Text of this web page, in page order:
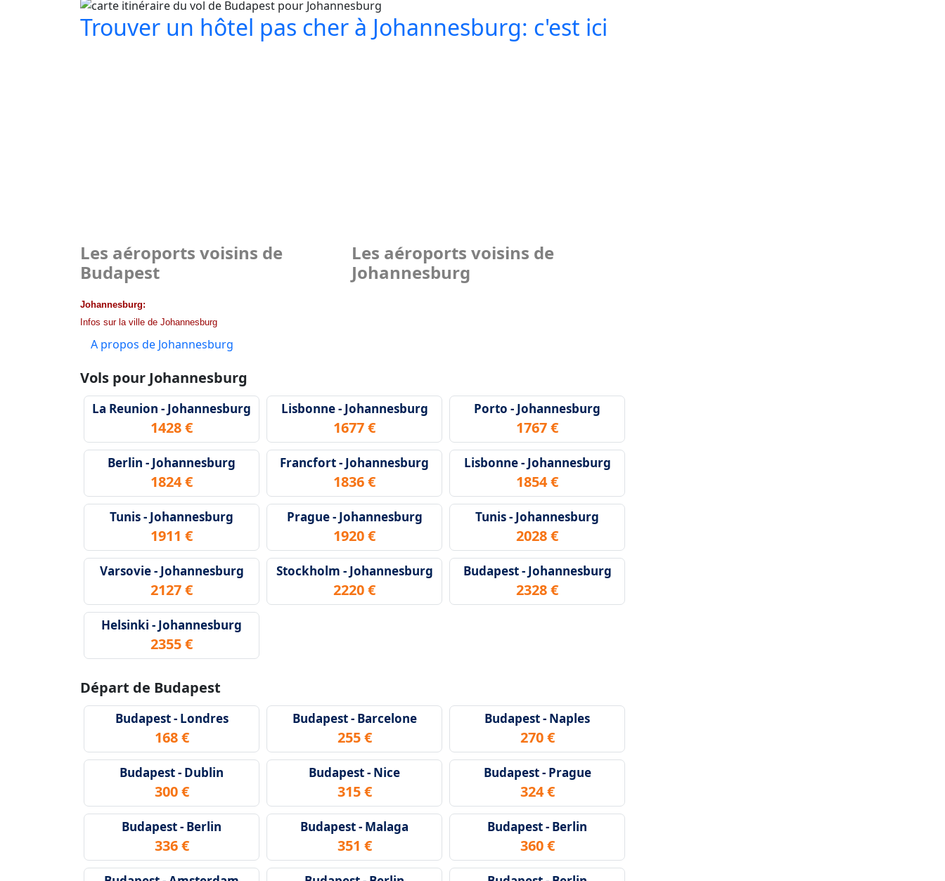
Trouver un hôtel pas cher à Johannesburg: c'est ici
Les aéroports voisins de
Budapest
Les aéroports voisins de
Johannesburg
Johannesburg:
Infos sur la ville de Johannesburg
A propos de Johannesburg
Vols pour Johannesburg
La Reunion - Johannesburg
1428 €
Lisbonne - Johannesburg
1677 €
Porto - Johannesburg
1767 €
Berlin - Johannesburg
1824 €
Francfort - Johannesburg
1836 €
Lisbonne - Johannesburg
1854 €
Tunis - Johannesburg
1911 €
Prague - Johannesburg
1920 €
Tunis - Johannesburg
2028 €
Varsovie - Johannesburg
2127 €
Stockholm - Johannesburg
2220 €
Budapest - Johannesburg
2328 €
Helsinki - Johannesburg
2355 €
Départ de Budapest
Budapest - Londres
168 €
Budapest - Barcelone
255 €
Budapest - Naples
270 €
Budapest - Dublin
300 €
Budapest - Nice
315 €
Budapest - Prague
324 €
Budapest - Berlin
336 €
Budapest - Malaga
351 €
Budapest - Berlin
360 €